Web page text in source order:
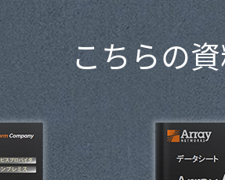
こちらの